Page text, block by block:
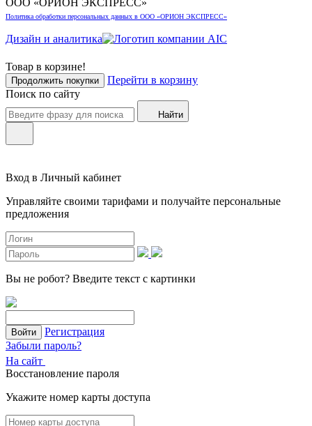
Политика обработки персональных данных в ООО «ОРИОН ЭКСПРЕСС»
Дизайн и аналитика
Товар в корзине!
Продолжить покупки
Перейти в корзину
Поиск по сайту
Найти
Вход в Личный кабинет
Управляйте своими тарифами и получайте персональные
предложения
Вы не робот? Введите текст с картинки
Войти
Регистрация
Забыли пароль?
На сайт
Восстановление пароля
Укажите номер карты доступа